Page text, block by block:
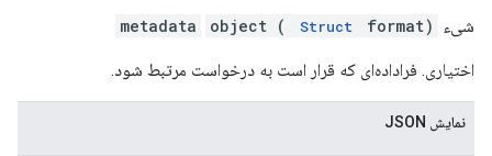
شیء metadata object ( Struct format)
اختیاری. فراداده‌ای که قرار است به درخواست مرتبط شود.
نمایش JSON